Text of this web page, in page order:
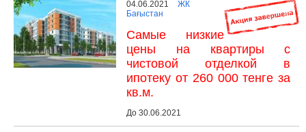
04.06.2021
ЖК
Бағыстан
Самые низкие
цены на квартиры с
чистовой отделкой в
ипотеку от 260 000 тенге за
кв.м.
До 30.06.2021